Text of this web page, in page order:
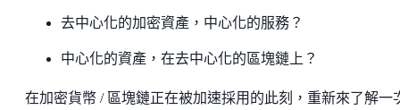
去中心化的加密資產，中心化的服務？
中心化的資產，在去中心化的區塊鏈上？
在加密貨幣 / 區塊鏈正在被加速採用的此刻，重新來了解一